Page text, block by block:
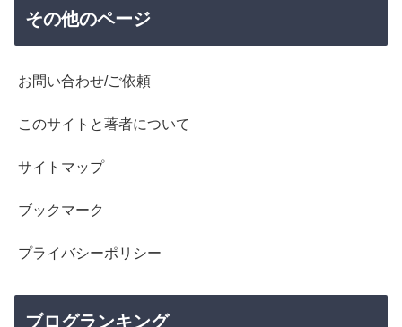
その他のページ
お問い合わせ/ご依頼
このサイトと著者について
サイトマップ
ブックマーク
プライバシーポリシー
ブログランキング